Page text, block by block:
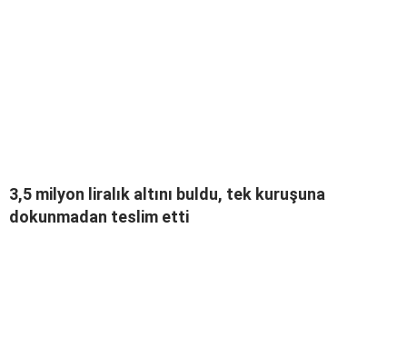
3,5 milyon liralık altını buldu, tek kuruşuna
dokunmadan teslim etti